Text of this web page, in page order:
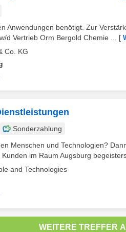
Anwendungen benötigt. Zur
d Vertrieb Orm Bergold Chemie ...
[
Co. KG
Sonderzahlung
Menschen und Technologien?
im Raum Augsburg
and Technologies
WEITERE TREFFER